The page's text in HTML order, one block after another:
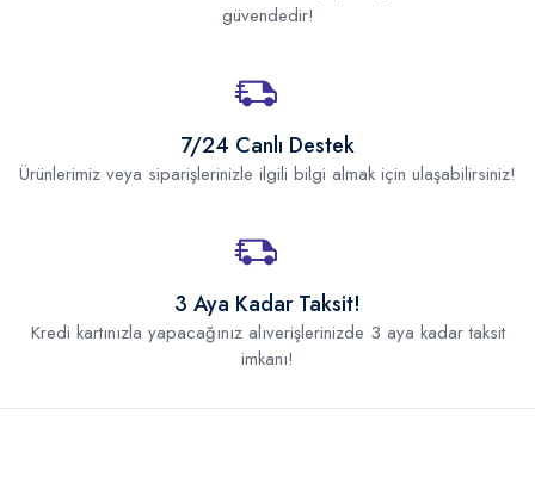
güvendedir!
7/24 Canlı Destek
Ürünlerimiz veya siparişlerinizle ilgili bilgi almak için ulaşabilirsiniz!
3 Aya Kadar Taksit!
Kredi kartınızla yapacağınız alıverişlerinizde 3 aya kadar taksit
imkanı!